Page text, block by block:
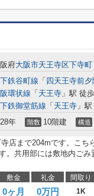
府大阪市天王寺区下寺町
鉄谷町線 「 四天王寺前夕
環状線 「 天王寺 」駅 徒
鉄御堂筋線 「 天王寺 」
年 階数 10階建 構造
店まで204mです。こち
。共用部には敷地内ごみ
敷金 礼金 間取り
0ヶ月 0万円 1K